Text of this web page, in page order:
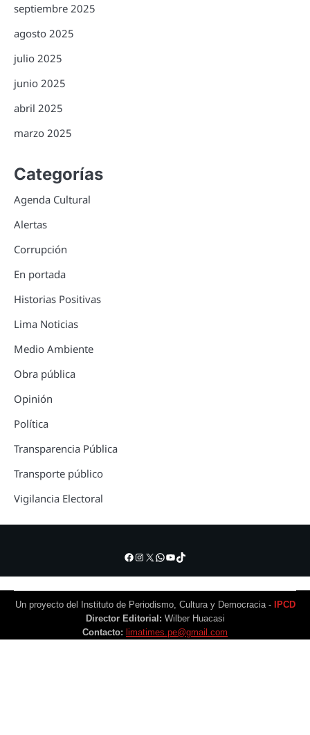
septiembre 2025
agosto 2025
julio 2025
junio 2025
abril 2025
marzo 2025
Categorías
Agenda Cultural
Alertas
Corrupción
En portada
Historias Positivas
Lima Noticias
Medio Ambiente
Obra pública
Opinión
Política
Transparencia Pública
Transporte público
Vigilancia Electoral
Facebook
Instagram
X WhatsApp
YouTube
TikTok
Un proyecto del Instituto de Periodismo, Cultura y Democracia -
IPCD
Director Editorial: Wilber Huacasi
Contacto: limatimes.pe@gmail.com